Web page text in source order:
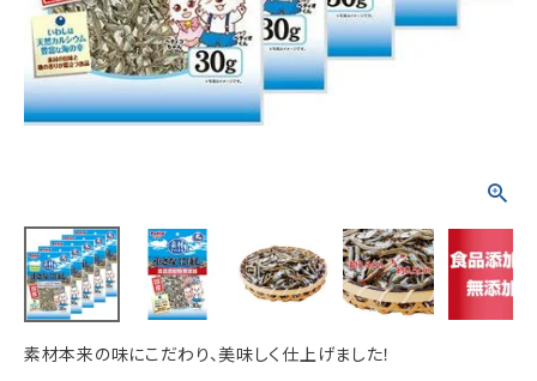
meeting_room ログイン person 新規会員登録
素材本来の味にこだわり、美味しく仕上げました！